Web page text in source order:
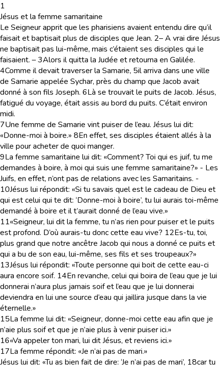
1
Jésus et la femme samaritaine
Le Seigneur apprit que les pharisiens avaient entendu dire qu’il
faisait et baptisait plus de disciples que Jean. 2– A vrai dire Jésus
ne baptisait pas lui-même, mais c’étaient ses disciples qui le
faisaient. –3Alors il quitta la Judée et retourna en Galilée.
4Comme il devait traverser la Samarie, 5il arriva dans une ville
de Samarie appelée Sychar, près du champ que Jacob avait
donné à son fils Joseph. 6Là se trouvait le puits de Jacob. Jésus,
fatigué du voyage, était assis au bord du puits. C’était environ
midi.
7Une femme de Samarie vint puiser de l’eau. Jésus lui dit:
«Donne-moi à boire.» 8En effet, ses disciples étaient allés à la
ville pour acheter de quoi manger.
9La femme samaritaine lui dit: «Comment? Toi qui es juif, tu me
demandes à boire, à moi qui suis une femme samaritaine?» - Les
Juifs, en effet, n’ont pas de relations avec les Samaritains. -
10Jésus lui répondit: «Si tu savais quel est le cadeau de Dieu et
qui est celui qui te dit: ‘Donne-moi à boire’, tu lui aurais toi-même
demandé à boire et il t’aurait donné de l’eau vive.»
11«Seigneur, lui dit la femme, tu n’as rien pour puiser et le puits
est profond. D’où aurais-tu donc cette eau vive? 12Es-tu, toi,
plus grand que notre ancêtre Jacob qui nous a donné ce puits et
qui a bu de son eau, lui-même, ses fils et ses troupeaux?»
13Jésus lui répondit: «Toute personne qui boit de cette eau-ci
aura encore soif. 14En revanche, celui qui boira de l’eau que je lui
donnerai n’aura plus jamais soif et l’eau que je lui donnerai
deviendra en lui une source d’eau qui jaillira jusque dans la vie
éternelle.»
15La femme lui dit: «Seigneur, donne-moi cette eau afin que je
n’aie plus soif et que je n’aie plus à venir puiser ici.»
16«Va appeler ton mari, lui dit Jésus, et reviens ici.»
17La femme répondit: «Je n’ai pas de mari.»
Jésus lui dit: «Tu as bien fait de dire: ‘Je n’ai pas de mari’, 18car tu